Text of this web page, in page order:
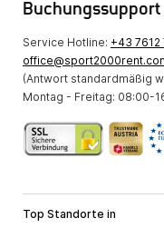
Buchungssupport
Service Hotline: +43 7612
(Antwort standardmäßig
Montag - Freitag: 08:00-
Top Standorte in